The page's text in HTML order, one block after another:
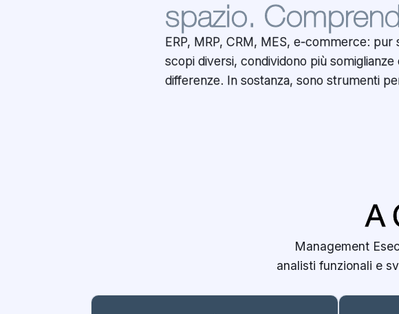
spazio.
ERP, MRP, CRM, MES, e-commerce: pur
scopi diversi, condividono più somiglianze
differenze. In sostanza, sono strumenti
processi aziendali, gestire i dati e guidare
L'errore più grande è ottimizzare qualcosa
A
Management
analisti funzionali e